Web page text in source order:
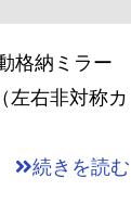
格納ミラー
左右非対称カ
続きを読む